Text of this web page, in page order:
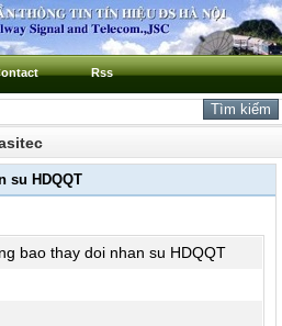
Rss
su HDQQT
bao thay doi nhan su HDQQT